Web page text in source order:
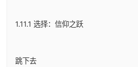
1.11.1 选择：信仰之跃
跳下去